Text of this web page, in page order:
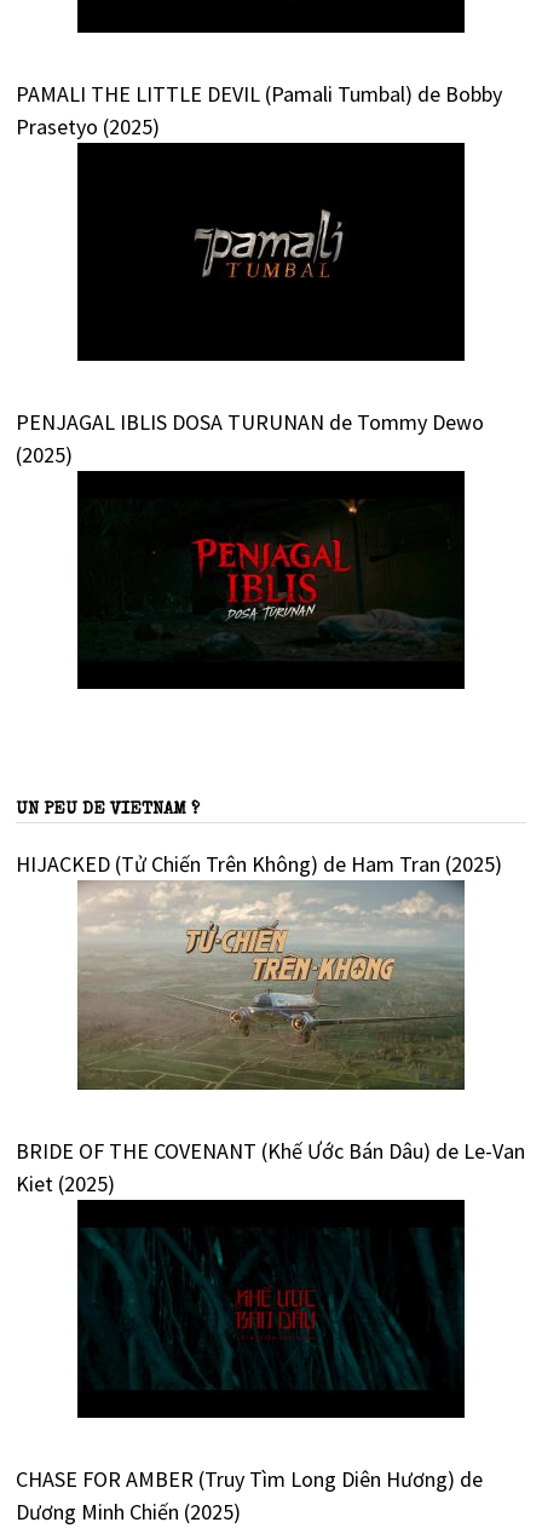
PAMALI THE LITTLE DEVIL (Pamali Tumbal) de Bobby
Prasetyo (2025)
PENJAGAL IBLIS DOSA TURUNAN de Tommy Dewo
(2025)
UN PEU DE VIETNAM ?
HIJACKED (Tử Chiến Trên Không) de Ham Tran (2025)
BRIDE OF THE COVENANT (Khế Ước Bán Dâu) de Le-Van
Kiet (2025)
CHASE FOR AMBER (Truy Tìm Long Diên Hương) de
Dương Minh Chiến (2025)